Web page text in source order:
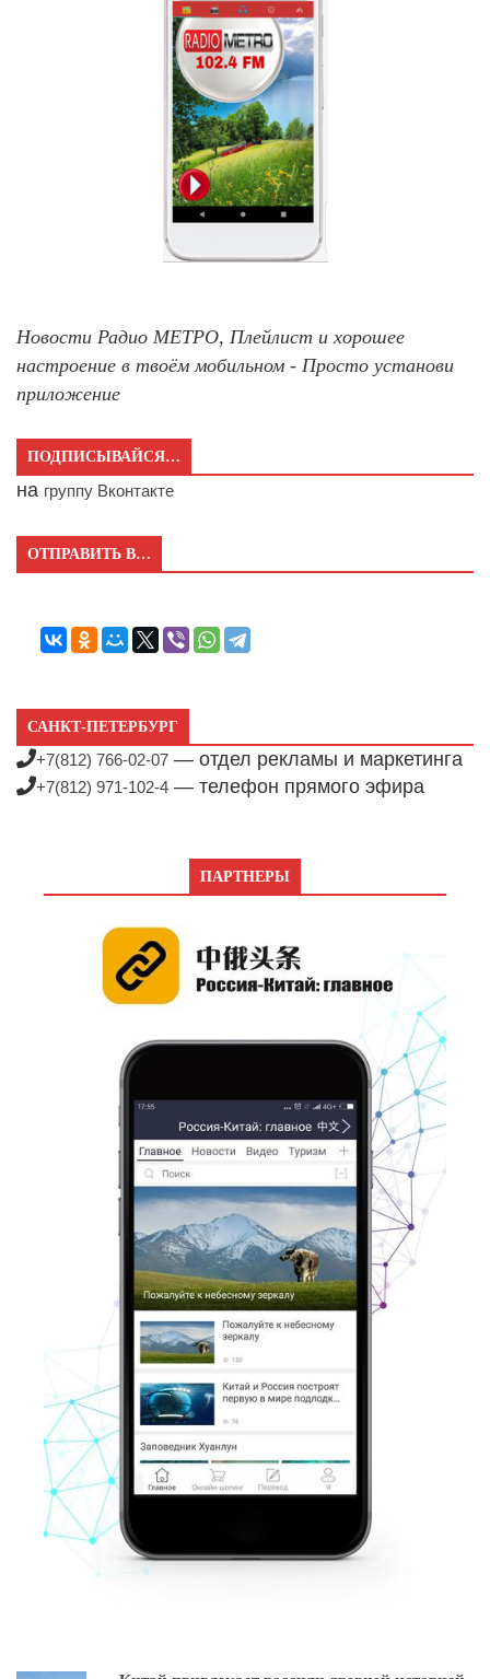
Новости Радио МЕТРО, Плейлист и хорошее
настроение в твоём мобильном - Просто установи
приложение
ПОДПИСЫВАЙСЯ…
на группу Вконтакте
ОТПРАВИТЬ В…
САНКТ-ПЕТЕРБУРГ
+7(812) 766-02-07 — отдел рекламы и маркетинга
+7(812) 971-102-4 — телефон прямого эфира
ПАРТНЕРЫ